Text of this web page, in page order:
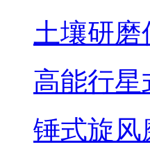
土壤研磨
高能行星
锤式旋风